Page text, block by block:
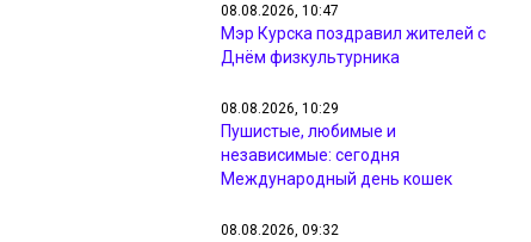
08.08.2026, 10:47
Мэр Курска поздравил жителей с
Днём физкультурника
08.08.2026, 10:29
Пушистые, любимые и
независимые: сегодня
Международный день кошек
08.08.2026, 09:32